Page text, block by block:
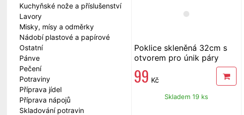
Kuchyňské nože a příslušenství
Lavory
Misky, mísy a odměrky
Nádobí plastové a papírové
Ostatní
Pánve
Pečení
Potraviny
Příprava jídel
Příprava nápojů
Skladování potravin
Poklice skleněná 32cm s
otvorem pro únik páry
99 Kč
Skladem 19 ks